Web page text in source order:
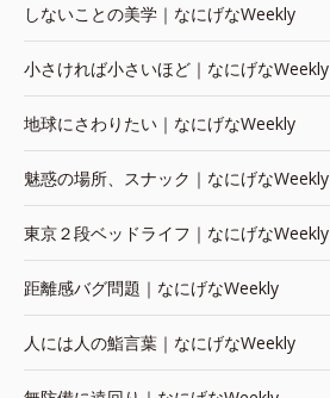
しないことの美学｜なにげなWeekly
小さければ小さいほど｜なにげなWeekly
地球にさわりたい｜なにげなWeekly
魅惑の場所、スナック｜なにげなWeekly
東京２段ベッドライフ｜なにげなWeekly
距離感バグ問題｜なにげなWeekly
人には人の鮨言葉｜なにげなWeekly